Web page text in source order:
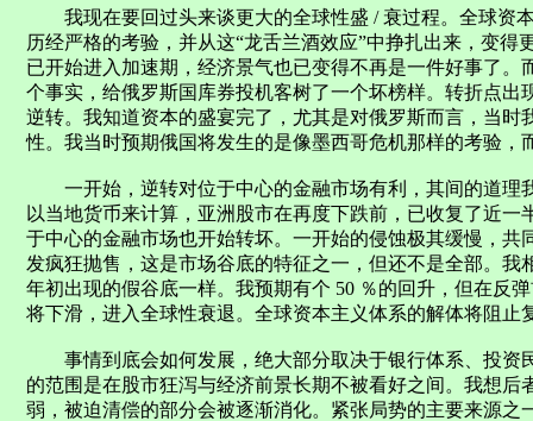
我现在要回过头来谈更大的全球性盛 / 衰过程。全球资本
历经严格的考验，并从这“龙舌兰酒效应”中挣扎出来，变
已开始进入加速期，经济景气也已变得不再是一件好事了
个事实，给俄罗斯国库券投机客树了一个坏榜样。转折点出
逆转。我知道资本的盛宴完了，尤其是对俄罗斯而言，当
性。我当时预期俄国将发生的是像墨西哥危机那样的考验，
一开始，逆转对位于中心的金融市场有利，其间的道理
以当地货币来计算，亚洲股市在再度下跌前，已收复了近
于中心的金融市场也开始转坏。一开始的侵蚀极其缓慢，
发疯狂抛售，这是市场谷底的特征之一，但还不是全部。我
年初出现的假谷底一样。我预期有个 50 ％的回升，但在反
将下滑，进入全球性衰退。全球资本主义体系的解体将阻止
事情到底会如何发展，绝大部分取决于银行体系、投资
的范围是在股市狂泻与经济前景长期不被看好之间。我想
弱，被迫清偿的部分会被逐渐消化。紧张局势的主要来源